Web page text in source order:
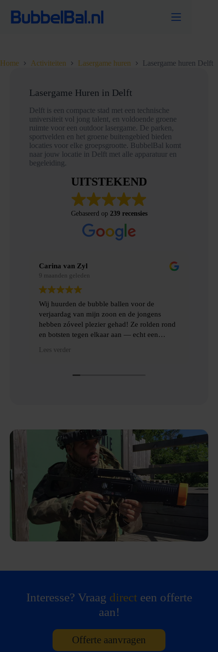
naar
Home Activiteiten Lasergame huren Lasergame huren Delft
Lasergame Huren in Delft
Delft is een compacte stad met een technische
universiteit vol jong talent, en voldoende groene
ruimte voor een outdoor lasergame. De parken,
sportvelden en het groene buitengebied bieden
locaties voor elke groepsgrootte. BubbelBal komt
naar jouw locatie in Delft met alle apparatuur en
begeleiding.
UITSTEKEND
Gebaseerd op 239 recensies
ballen voor de
zoon en de jongens
gehad! Ze rolden rond
aan — echt een
Wij hebben met vriendenweekend
gemaakt van Bubbelbal, een
ervaring!!
Interesse? Vraag directeen offerte
aan!
Offerte aanvragen